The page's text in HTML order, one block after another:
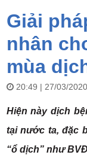
Giải
nhân
mùa
20:49 | 27/03/2020
Hiện này dịch
tại nước ta, đặc
“ổ dịch” như